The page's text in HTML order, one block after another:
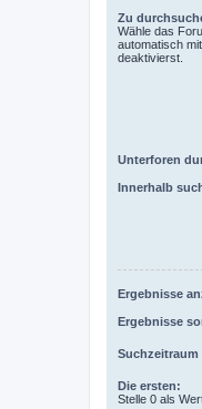
Zu
Wähle das
automatisch
deaktivierst.
Unterforen
Innerhalb
Ergebnisse
Ergebnisse
Suchzeitraum
Die ersten:
Stelle 0 als